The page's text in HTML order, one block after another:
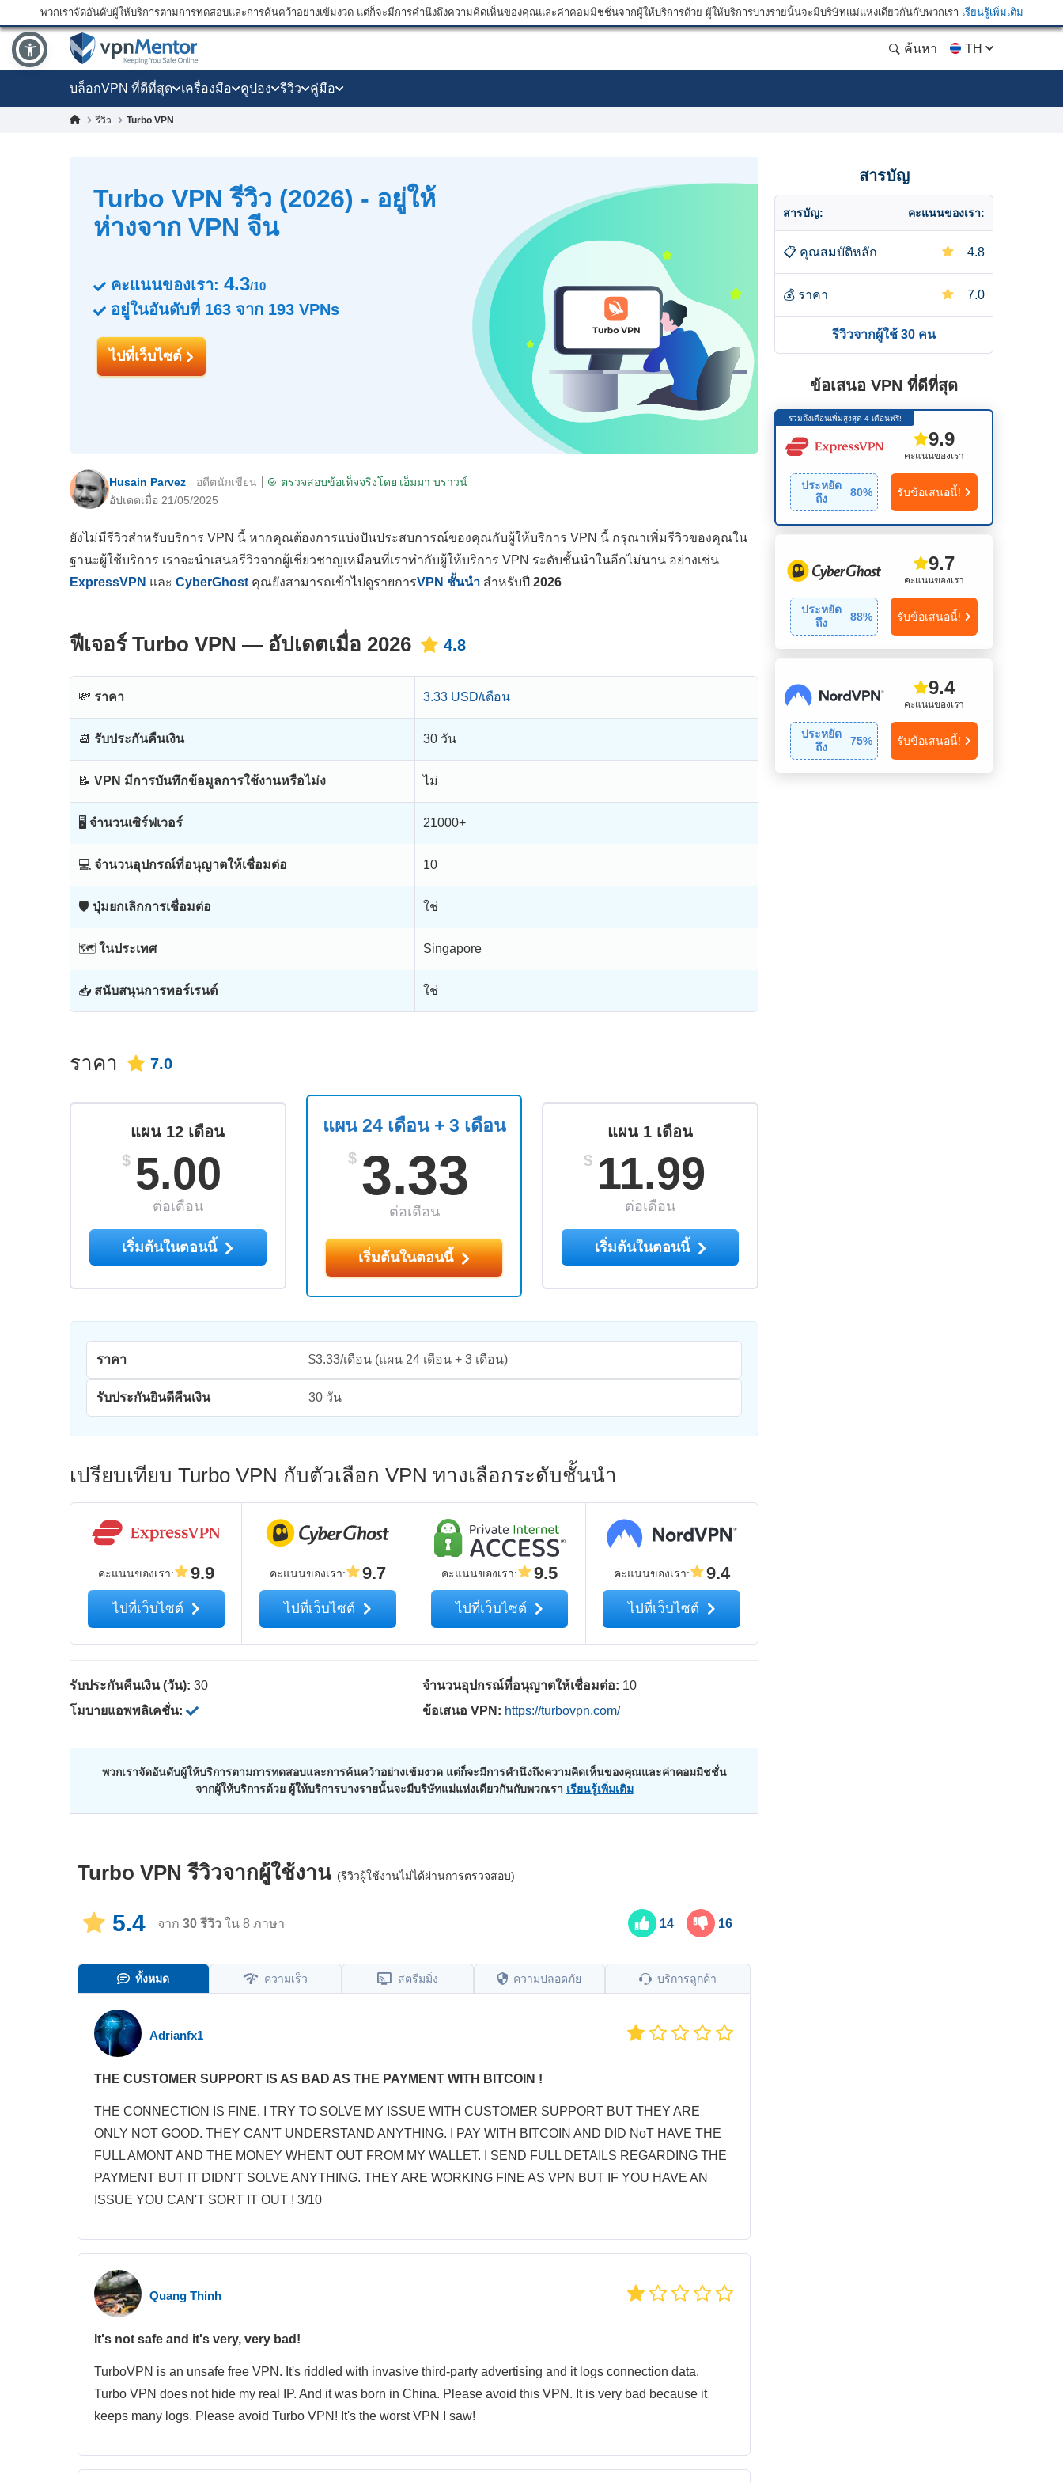
พวกเราจัดอันดับผู้ให้บริการตามการทดสอบและการค้นคว้าอย่างเข้มงวด แต่ก็จะมีการคำนึงถึงความคิดเห็นของคุณและค่าคอมมิชชั่นจากผู้ให้บริการด้วย ผู้ให้บริการบางรายนั้นจะมีบริษัทแม่แห่งเดียวกันกับพวกเรา เรียนรู้เพิ่มเติม
ค้นหา TH
บล็อกVPN ที่ดีที่สุด เครื่องมือ คูปอง รีวิว คู่มือ
รีวิว Turbo VPN
Turbo VPN รีวิว (2026) - อยู่ให้
ห่างจาก VPN จีน
คะแนนของเรา: 4.3/10
อยู่ในอันดับที่ 163 จาก 193 VPNs
ไปที่เว็บไซต์
Husain Parvez
อัปเดตเมื่อ 21/05/2025
ตรวจสอบข้อเท็จจริงโดย เอ็มมา บราวน์
อดีตนักเขียน
ยังไม่มีรีวิวสำหรับบริการ VPN นี้ หากคุณต้องการแบ่งปันประสบการณ์ของคุณกับผู้ให้บริการ VPN นี้ กรุณาเพิ่มรีวิวของคุณใน
ฐานะผู้ใช้บริการ เราจะนำเสนอรีวิวจากผู้เชี่ยวชาญเหมือนที่เราทำกับผู้ให้บริการ VPN ระดับชั้นนำในอีกไม่นาน อย่างเช่น
ExpressVPN และ CyberGhost คุณยังสามารถเข้าไปดูรายการVPN ชั้นนำ สำหรับปี 2026
ฟีเจอร์ Turbo VPN — อัปเดตเมื่อ 2026 4.8
💸 ราคา 3.33 USD/เดือน
📆 รับประกันคืนเงิน 30 วัน
📝 VPN มีการบันทึกข้อมูลการใช้งานหรือไม่ง ไม่
🖥 จำนวนเซิร์ฟเวอร์ 21000+
💻 จำนวนอุปกรณ์ที่อนุญาตให้เชื่อมต่อ 10
🛡 ปุ่มยกเลิกการเชื่อมต่อ ใช่
🗺 ในประเทศ Singapore
📥 สนับสนุนการทอร์เรนต์ ใช่
ราคา 7.0
แผน 24 เดือน + 3 เดือน
$ 3.33
ต่อเดือน
เริ่มต้นในตอนนี้
แผน 12 เดือน
$ 5.00
ต่อเดือน
เริ่มต้นในตอนนี้
แผน 1 เดือน
$ 11.99
ต่อเดือน
เริ่มต้นในตอนนี้
ราคา $3.33/เดือน(แผน 24 เดือน + 3 เดือน)
รับประกันยินดีคืนเงิน 30 วัน
เปรียบเทียบ Turbo VPN กับตัวเลือก VPN ทางเลือกระดับชั้นนำ
คะแนนของเรา: 9.9
ไปที่เว็บไซต์
คะแนนของเรา: 9.7
ไปที่เว็บไซต์
คะแนนของเรา: 9.5
ไปที่เว็บไซต์
คะแนนของเรา: 9.4
ไปที่เว็บไซต์
รับประกันคืนเงิน (วัน): 30
โมบายแอพพลิเคชั่น:
จำนวนอุปกรณ์ที่อนุญาตให้เชื่อมต่อ: 10
ข้อเสนอ VPN: https://turbovpn.com/
พวกเราจัดอันดับผู้ให้บริการตามการทดสอบและการค้นคว้าอย่างเข้มงวด แต่ก็จะมีการคำนึงถึงความคิดเห็นของคุณและค่าคอมมิชชั่น
จากผู้ให้บริการด้วย ผู้ให้บริการบางรายนั้นจะมีบริษัทแม่แห่งเดียวกันกับพวกเรา เรียนรู้เพิ่มเติม
Turbo VPN รีวิวจากผู้ใช้งาน (รีวิวผู้ใช้งานไม่ได้ผ่านการตรวจสอบ)
5.4 จาก 30 รีวิว ใน 8 ภาษา 14 16
ทั้งหมด ความเร็ว สตรีมมิ่ง ความปลอดภัย บริการลูกค้า
Adrianfx1
THE CUSTOMER SUPPORT IS AS BAD AS THE PAYMENT WITH BITCOIN !
THE CONNECTION IS FINE. I TRY TO SOLVE MY ISSUE WITH CUSTOMER SUPPORT BUT THEY ARE
ONLY NOT GOOD. THEY CAN'T UNDERSTAND ANYTHING. I PAY WITH BITCOIN AND DID NoT HAVE THE
FULL AMONT AND THE MONEY WHENT OUT FROM MY WALLET. I SEND FULL DETAILS REGARDING THE
PAYMENT BUT IT DIDN'T SOLVE ANYTHING. THEY ARE WORKING FINE AS VPN BUT IF YOU HAVE AN
ISSUE YOU CAN'T SORT IT OUT ! 3/10
Quang Thinh
It's not safe and it's very, very bad!
TurboVPN is an unsafe free VPN. It's riddled with invasive third-party advertising and it logs connection data.
Turbo VPN does not hide my real IP. And it was born in China. Please avoid this VPN. It is very bad because it
keeps many logs. Please avoid Turbo VPN! It's the worst VPN I saw!
สารบัญ
สารบัญ: คะแนนของเรา:
📋 คุณสมบัติหลัก 4.8
💰 ราคา 7.0
รีวิวจากผู้ใช้ 30 คน
ข้อเสนอ VPN ที่ดีที่สุด
รวมถึงเดือนเพิ่มสูงสุด 4 เดือนฟรี!
คะแนนของเรา
9.9
ประหยัด
ถึง
80% รับข้อเสนอนี้!
คะแนนของเรา
9.7
ประหยัด
ถึง
88% รับข้อเสนอนี้!
คะแนนของเรา
9.4
ประหยัด
ถึง
75% รับข้อเสนอนี้!